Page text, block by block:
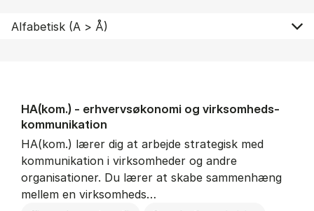
HA(kom.) - erhvervs­økonomi og virksomheds­
kommunikation
HA(kom.) lærer dig at arbejde strategisk med
kommunikation i virksomheder og andre
organisationer. Du lærer at skabe sammenhæng
mellem en virksomheds…